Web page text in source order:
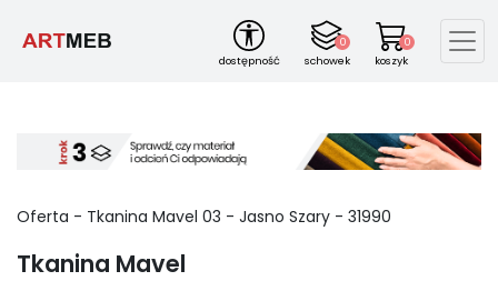
dostępność
0
schowek
0
koszyk
Oferta - Tkanina Mavel 03 - Jasno Szary - 31990
Tkanina Mavel